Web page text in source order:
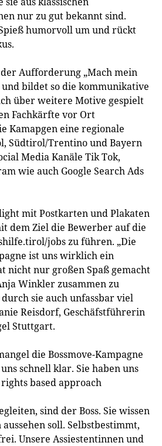
nur zu gut bekannt sind.
humorvoll um und rückt
Aufforderung „Mach mein
und bildet so die kommunikative
über weitere Motive gespielt
Fachkärfte vor Ort
Kamapgen eine regionale
Südtirol/Trentino und Bayern
Media Kanäle Tik Tok,
wie auch Google Search Ads
mit Postkarten und Plakaten
dem Ziel die Bewerber auf die
jobs zu führen. „Die
ist uns wirklich ein
nicht nur großen Spaß gemacht
Winkler zusammen zu
sie auch unfassbar viel
Reisdorf, Geschäfstführerin
Stuttgart.
die Bossmove-Kampagne
schnell klar. Sie haben uns
based approach
sind der Boss. Sie wissen
soll. Selbstbestimmt,
Unsere Assiestentinnen und